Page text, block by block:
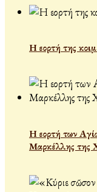
Η εορτή της
Η εορτή των
Μαρκέλλης της